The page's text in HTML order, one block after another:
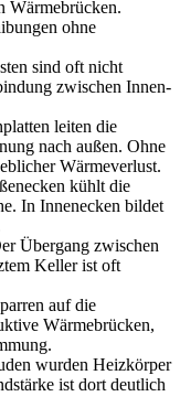
Wärmebrücken.
ohne
sind oft nicht
zwischen Innen-
leiten die
nach außen. Ohne
Wärmeverlust.
kühlt die
In Innenecken bildet
Übergang zwischen
Keller ist oft
auf die
Wärmebrücken,
wurden Heizkörper
ist dort deutlich